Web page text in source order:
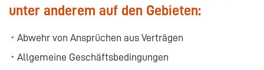
unter anderem auf den Gebieten:
Abwehr von Ansprüchen aus Verträgen
Allgemeine Geschäftsbedingungen